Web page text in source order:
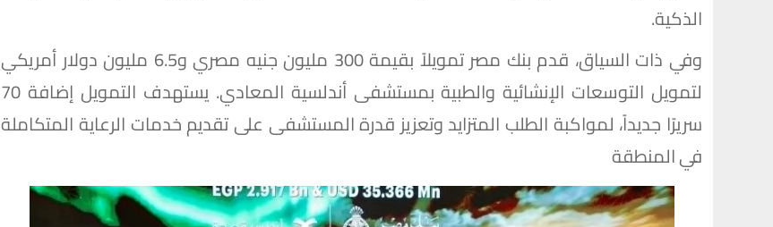
الذكية.
وفي ذات السياق، قدم بنك مصر تمويلاً بقيمة 300 مليون جنيه مصري و6.5 مليون دولار أمريكي
لتمويل التوسعات الإنشائية والطبية بمستشفى أندلسية المعادي. يستهدف التمويل إضافة 70
سريرًا جديداً، لمواكبة الطلب المتزايد وتعزيز قدرة المستشفى على تقديم خدمات الرعاية المتكاملة
في المنطقة